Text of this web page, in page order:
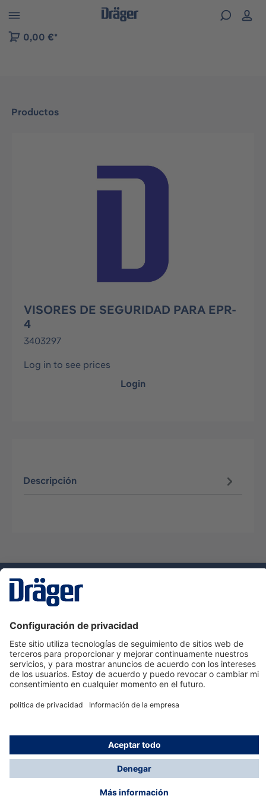
to B2B platform navigation
0,00 €*
Productos
Omitir galería de imágenes
VISORES DE SEGURIDAD PARA EPR-
4
3403297
Log in to see prices
Login
Descripción
Servicio de atención al cliente de Dräger
Ayuda
Información
© Dräger Hispania S.A.U., 2024
*Todos los precios no incluyen IVA y posibles gastos
de envío, salvo que indique lo contrario